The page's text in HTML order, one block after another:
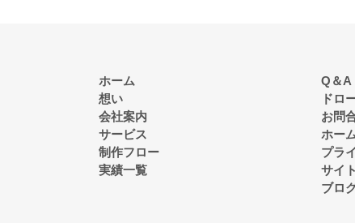
ホーム
想い
会社案内
サービス
制作フロー
実績一覧
Q＆A
ドロ
お問
ホー
プラ
サイ
ブロ